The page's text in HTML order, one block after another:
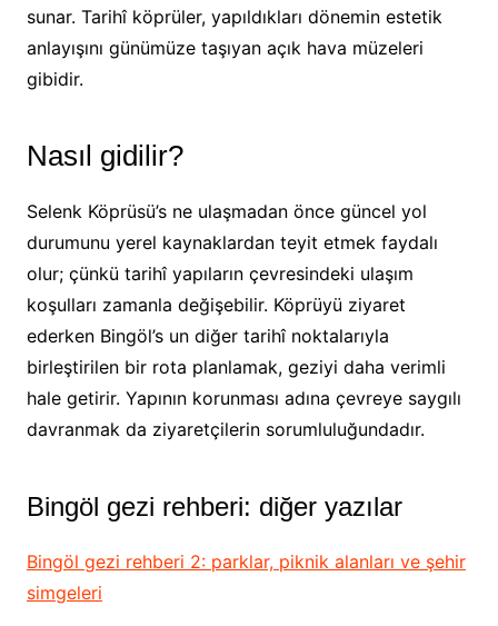
sunar. Tarihî köprüler, yapıldıkları dönemin estetik
anlayışını günümüze taşıyan açık hava müzeleri
gibidir.
Nasıl gidilir?
Selenk Köprüsü’s ne ulaşmadan önce güncel yol
durumunu yerel kaynaklardan teyit etmek faydalı
olur; çünkü tarihî yapıların çevresindeki ulaşım
koşulları zamanla değişebilir. Köprüyü ziyaret
ederken Bingöl’s un diğer tarihî noktalarıyla
birleştirilen bir rota planlamak, geziyi daha verimli
hale getirir. Yapının korunması adına çevreye saygılı
davranmak da ziyaretçilerin sorumluluğundadır.
Bingöl gezi rehberi: diğer yazılar
Bingöl gezi rehberi 2: parklar, piknik alanları ve şehir
simgeleri